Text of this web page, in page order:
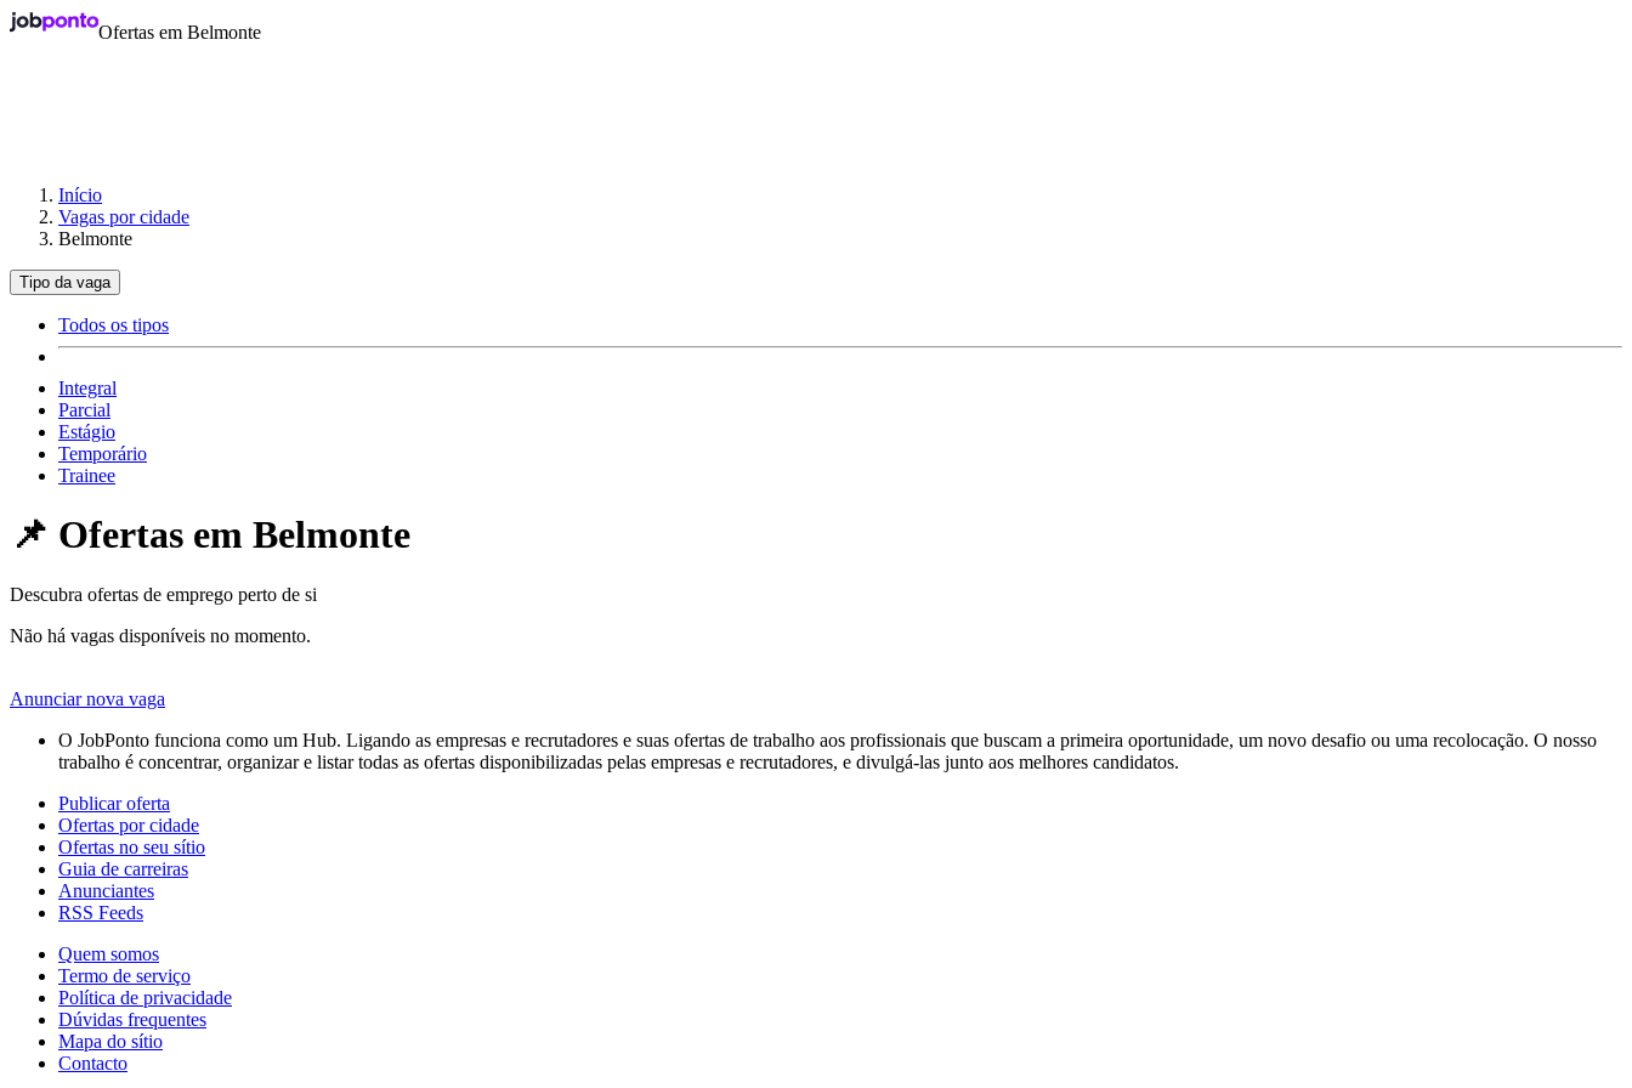
Ofertas em Belmonte
Início
Vagas por cidade
Belmonte
Tipo da vaga
Todos os tipos
Integral
Parcial
Estágio
Temporário
Trainee
📌 Ofertas em Belmonte
Descubra ofertas de emprego perto de si
Não há vagas disponíveis no momento.
Anunciar nova vaga
O JobPonto funciona como um Hub. Ligando as empresas e recrutadores e suas ofertas de trabalho aos profissionais que buscam a primeira oportunidade, um novo desafio ou uma recolocação. O nosso
trabalho é concentrar, organizar e listar todas as ofertas disponibilizadas pelas empresas e recrutadores, e divulgá-las junto aos melhores candidatos.
Publicar oferta
Ofertas por cidade
Ofertas no seu sítio
Guia de carreiras
Anunciantes
RSS Feeds
Quem somos
Termo de serviço
Política de privacidade
Dúvidas frequentes
Mapa do sítio
Contacto